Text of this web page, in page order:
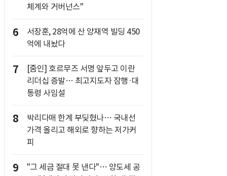
체계와 거버넌스"
6
서장훈, 28억에 산 양재역 빌딩 450
억에 내놨다
7
[줌인] 호르무즈 서명 앞두고 이란
리더십 증발… 최고지도자 잠행·대
통령 사임설
8
박리다매 한계 부딪혔나… 국내선
가격 올리고 해외로 향하는 저가커
피
9
"그 세금 절대 못 낸다"… 양도세 공